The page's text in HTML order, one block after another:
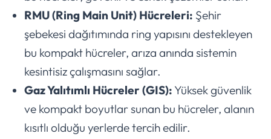
RMU (Ring Main Unit) Hücreleri: Şehir
şebekesi dağıtımında ring yapısını destekleyen
bu kompakt hücreler, arıza anında sistemin
kesintisiz çalışmasını sağlar.
Gaz Yalıtımlı Hücreler (GIS): Yüksek güvenlik
ve kompakt boyutlar sunan bu hücreler, alanın
kısıtlı olduğu yerlerde tercih edilir.